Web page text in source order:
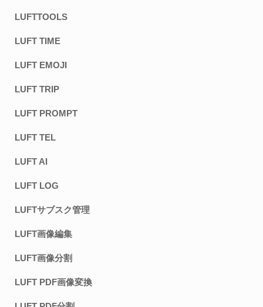
LUFTTOOLS
LUFT TIME
LUFT EMOJI
LUFT TRIP
LUFT PROMPT
LUFT TEL
LUFT AI
LUFT LOG
LUFTサブスク管理
LUFT画像編集
LUFT画像分割
LUFT PDF画像変換